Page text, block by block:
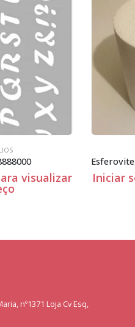
visualizar Iniciar
nº1371 Loja Cv Esq,